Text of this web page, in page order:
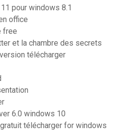
pour windows 8.1
office
free
et la chambre des secrets
télécharger
6.0 windows 10
télécharger for windows